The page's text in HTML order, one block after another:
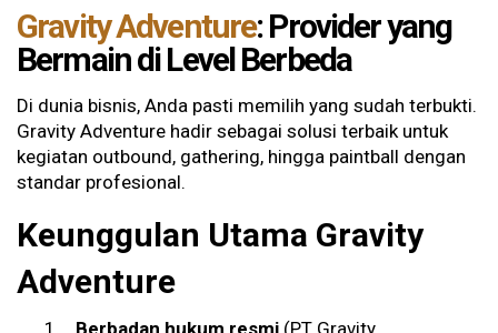
Gravity Adventure: Provider yang
Bermain di Level Berbeda
Di dunia bisnis, Anda pasti memilih yang sudah terbukti.
Gravity Adventure hadir sebagai solusi terbaik untuk
kegiatan outbound, gathering, hingga paintball dengan
standar profesional.
Keunggulan Utama Gravity
Adventure